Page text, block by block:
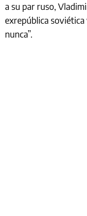
a su par ruso,
exrepública soviética
nunca”.